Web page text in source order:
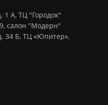
1 А, ТЦ "Городок"
салон "Модерн"
34 Б, ТЦ «Юпитер»,